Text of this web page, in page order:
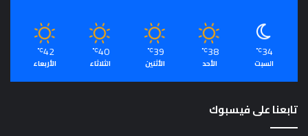
34
℃
السبت
38
℃
الأحد
39
℃
الأثنين
40
℃
الثلاثاء
42
℃
الأربعاء
تابعنا على فيسبوك